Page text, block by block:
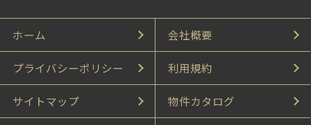
ホーム 会社概要
プライバシーポリシー 利用規約
サイトマップ 物件カタログ